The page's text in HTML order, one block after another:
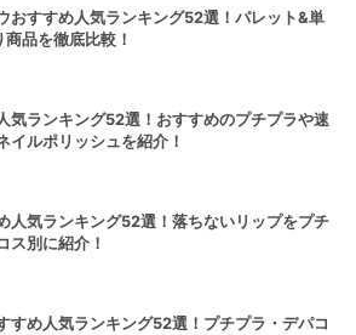
おすすめ人気ランキング52選！パレット&単
品を徹底比較！
気ランキング52選！おすすめのプチプラや速
イルポリッシュを紹介！
人気ランキング52選！落ちないリップをプチ
ス別に紹介！
すめ人気ランキング52選！プチプラ・デパコ